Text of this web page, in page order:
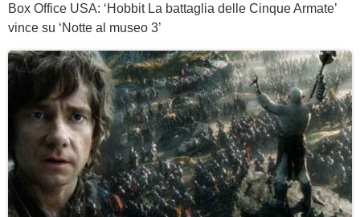
Box Office USA: ‘Hobbit La battaglia delle Cinque Armate’
vince su ‘Notte al museo 3’